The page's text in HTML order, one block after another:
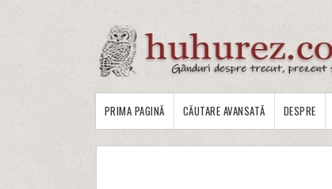
PRIMA PAGINĂ CĂUTARE AVANSATĂ DESPRE